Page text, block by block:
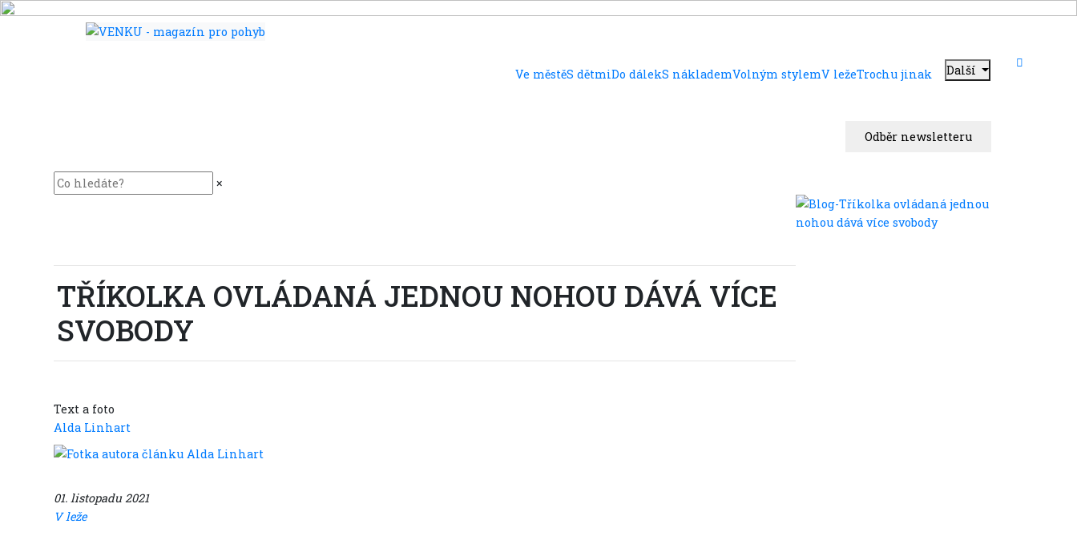
Ve městěS dětmiDo dálekS náklademVolným stylemV ležeTrochu jinak Další
Odběr newsletteru
×
TŘÍKOLKA OVLÁDANÁ JEDNOU NOHOU DÁVÁ VÍCE
SVOBODY
Text a foto
Alda Linhart
01. listopadu 2021
V leže